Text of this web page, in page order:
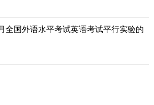
全国外语水平考试英语考试平行实验的